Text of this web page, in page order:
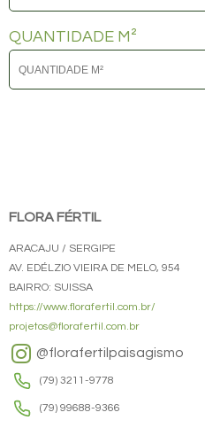
QUANTIDADE M²
FLORA FÉRTIL
ARACAJU / SERGIPE
AV. EDÉLZIO VIEIRA DE MELO, 954
BAIRRO: SUISSA
https://www.florafertil.com.br/
projetos@florafertil.com.br
@florafertilpaisagismo
(79) 3211-9778
(79) 99688-9366